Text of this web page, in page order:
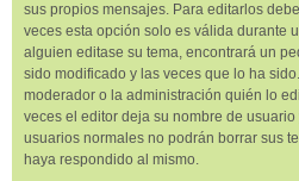
sus propios mensajes. Para editarlos
veces esta opción solo es válida durante
alguien editase su tema, encontrará un
sido modificado y las veces que lo ha
moderador o la administración quién lo
veces el editor deja su nombre de
usuarios normales no podrán borrar sus
haya respondido al mismo.